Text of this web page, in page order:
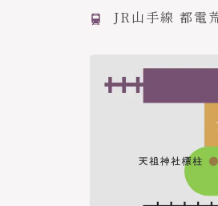
JR山手線 都電